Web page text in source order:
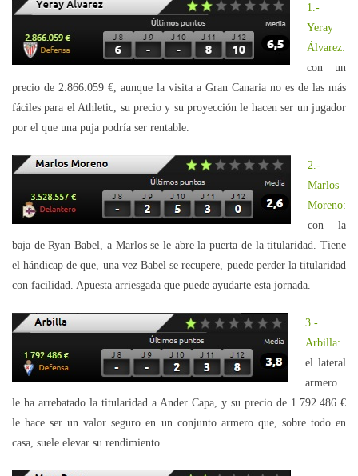
1.-
Yeray
Álvarez:
con un
precio de 2.866.059 €, aunque la visita a Gran Canaria no es de las más
fáciles para el Athletic, su precio y su proyección le hacen ser un jugador
por el que una puja podría ser rentable.
2.-
Marlos
Moreno:
con la
baja de Ryan Babel, a Marlos se le abre la puerta de la titularidad. Tiene
el hándicap de que, una vez Babel se recupere, puede perder la titularidad
con facilidad. Apuesta arriesgada que puede ayudarte esta jornada.
3.-
Arbilla:
el lateral
armero
le ha arrebatado la titularidad a Ander Capa, y su precio de 1.792.486 €
le hace ser un valor seguro en un conjunto armero que, sobre todo en
casa, suele elevar su rendimiento.